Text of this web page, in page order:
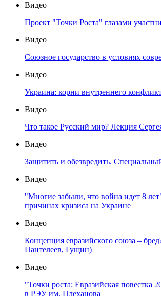
Видео
Проект "Точки Роста" глазами
Видео
Союзное государство в условиях
Видео
Украина: корни внутреннего
Видео
Что такое Русский мир? Лекция
Видео
Защитить и обезвредить.
Видео
"Многие забыли, что война идет 8
причинах кризиса на Украине
Видео
Концепция евразийского союза –
Пантелеев, Гущин)
Видео
"Точки роста: Евразийская повестка
в РЭУ им. Плеханова